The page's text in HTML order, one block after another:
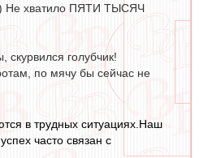
Не хватило ПЯТИ ТЫСЯЧ
голубчик!
по мячу бы сейчас не
в трудных ситуациях.Наш
часто связан с